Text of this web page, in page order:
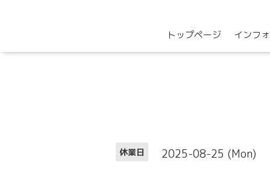
トップページ インフ
休業日 2025-08-25 (Mon)